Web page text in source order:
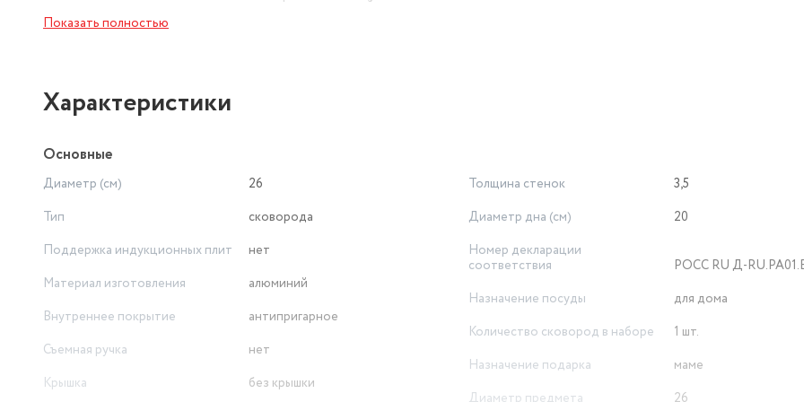
применения, идеальна для жарки и тушения, для приготовления курицы, фарша, овощей и тп– и все это при
использования минимального количества масла или совсем без него. В нашем магазине Вы можете собрать
Показать полностью
Характеристики
Основные
Диаметр (см)
26
Тип
сковорода
Поддержка индукционных плит
нет
Материал изготовления
алюминий
Внутреннее покрытие
антипригарное
Съемная ручка
нет
Крышка
без крышки
Толщина стенок
3,5
Диаметр дна (см)
20
Номер декларации соответствия